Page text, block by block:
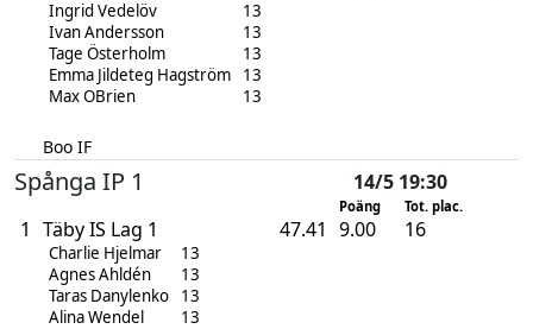
Ingrid Vedelöv
13
Ivan Andersson
13
Tage Österholm
13
Emma Jildeteg Hagström
13
Max OBrien
13
Boo IF
Spånga IP 1 14/5 19:30
Poäng Tot. plac.
1 Täby IS Lag 1
Charlie Hjelmar
13
Agnes Ahldén
13
Taras Danylenko
13
Alina Wendel
13
47.41 9.00 16